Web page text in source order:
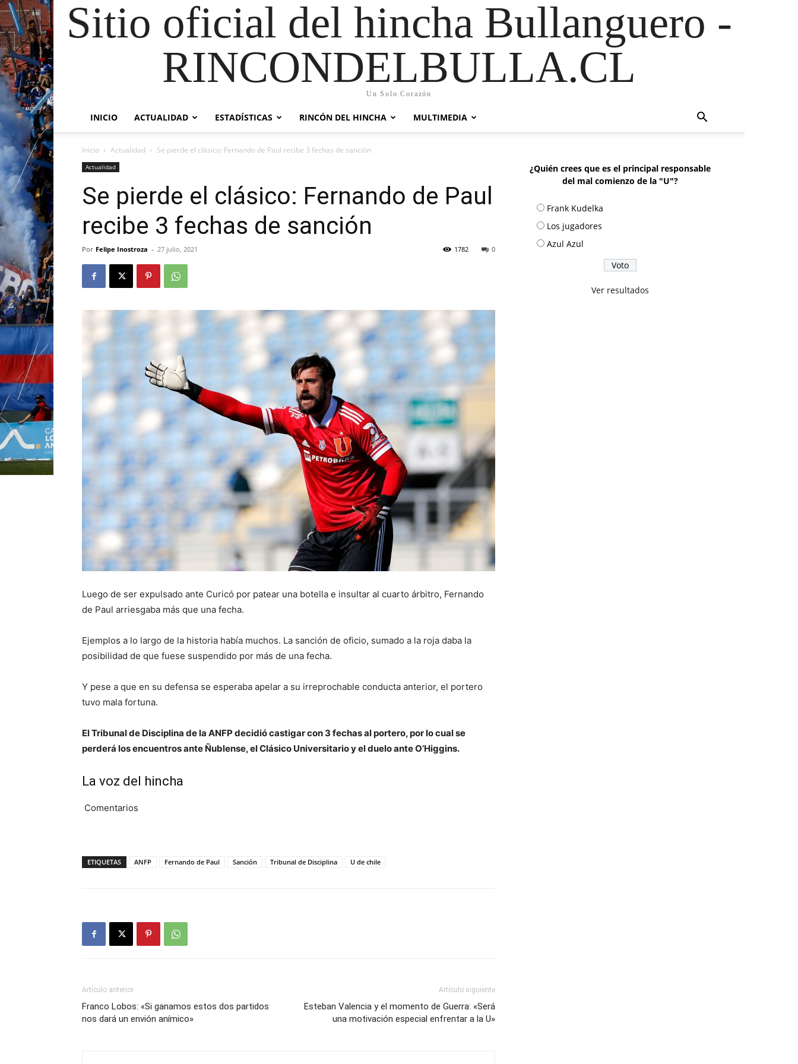
Sitio oficial del hincha Bullanguero -
RINCONDELBULLA.CL
Un Solo Corazón
INICIO ACTUALIDAD ESTADÍSTICAS RINCÓN DEL HINCHA MULTIMEDIA
Inicio Actualidad Se pierde el clásico: Fernando de Paul recibe 3 fechas de sanción
Actualidad
Se pierde el clásico: Fernando de Paul
recibe 3 fechas de sanción
Por Felipe Inostroza - 27 julio, 2021 0
1782
Luego de ser expulsado ante Curicó por patear una botella e insultar al cuarto árbitro, Fernando
de Paul arriesgaba más que una fecha.
Ejemplos a lo largo de la historia había muchos. La sanción de oficio, sumado a la roja daba la
posibilidad de que fuese suspendido por más de una fecha.
Y pese a que en su defensa se esperaba apelar a su irreprochable conducta anterior, el portero
tuvo mala fortuna.
El Tribunal de Disciplina de la ANFP decidió castigar con 3 fechas al portero, por lo cual se
perderá los encuentros ante Ñublense, el Clásico Universitario y el duelo ante O’Higgins.
La voz del hincha
Comentarios
ETIQUETAS ANFP Fernando de Paul Sanción Tribunal de Disciplina U de chile
Artículo anterior
Franco Lobos: «Si ganamos estos dos partidos
nos dará un envión anímico»
Artículo siguiente
Esteban Valencia y el momento de Guerra: «Será
una motivación especial enfrentar a la U»
¿Quién crees que es el principal responsable
del mal comienzo de la "U"?
Frank Kudelka
Los jugadores
Azul Azul
Ver resultados